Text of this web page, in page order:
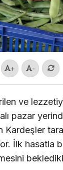
+ -
ve
pazar
Kardeşler
İlk hasatla